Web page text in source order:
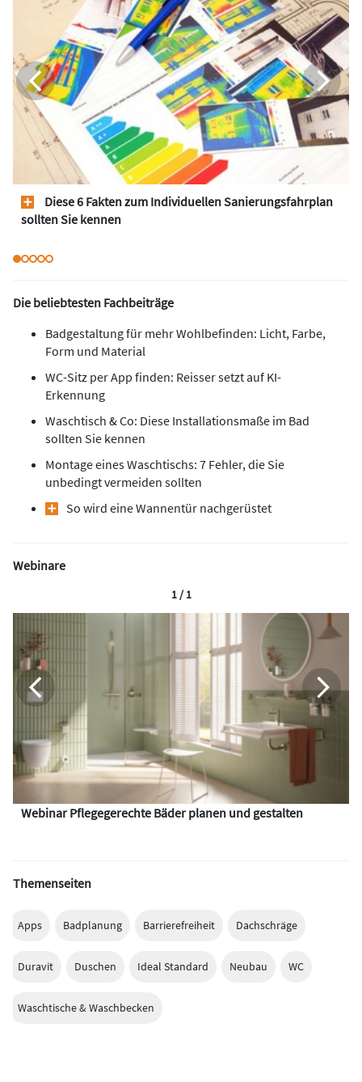
Diese 6 Fakten zum Individuellen Sanierungsfahrplan
sollten Sie kennen
Die beliebtesten Fachbeiträge
Badgestaltung für mehr Wohlbefinden: Licht, Farbe,
Form und Material
WC-Sitz per App finden: Reisser setzt auf KI-
Erkennung
Waschtisch & Co: Diese Installationsmaße im Bad
sollten Sie kennen
Montage eines Waschtischs: 7 Fehler, die Sie
unbedingt vermeiden sollten
So wird eine Wannentür nachgerüstet
Webinare
Webinar Pflegegerechte Bäder planen und gestalten
1 / 1
Themenseiten
Apps Badplanung Barrierefreiheit Dachschräge
Duravit Duschen Ideal Standard Neubau WC
Waschtische & Waschbecken